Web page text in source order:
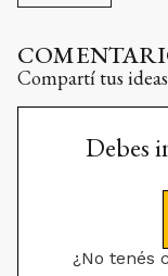
Compartí tus
Debes
¿No tenés